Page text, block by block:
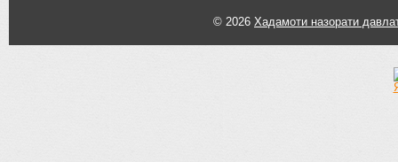
© 2026 Хадамоти назорати